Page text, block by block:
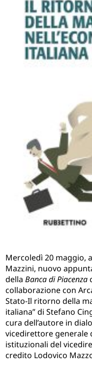
Mercoledì 20 maggio,
Mazzini, nuovo
dellaBanca di Piacenza
collaborazione con
Stato-Il ritorno della
italiana” di Stefano
cura dell’autore in
vicedirettore generale
istituzionali del
credito Lodovico